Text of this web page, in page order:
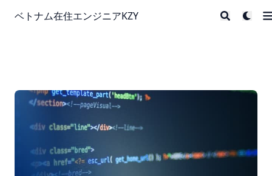
ベトナム在住エンジニアKZY